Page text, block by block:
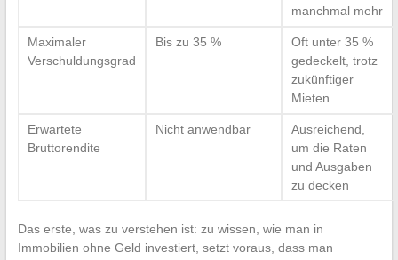
manchmal mehr
Maximaler
Verschuldungsgrad
Bis zu 35 %
Oft unter 35 %
gedeckelt, trotz
zukünftiger
Mieten
Erwartete
Bruttorendite
Nicht anwendbar
Ausreichend,
um die Raten
und Ausgaben
zu decken
Das erste, was zu verstehen ist: zu wissen, wie man in
Immobilien ohne Geld investiert, setzt voraus, dass man